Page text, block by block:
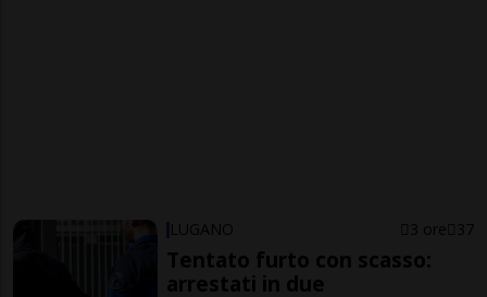
LUGANO 3 ore 37
Tentato furto con scasso:
arrestati in due